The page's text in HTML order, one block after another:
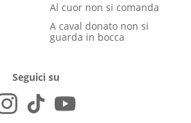
Al cuor non si comanda
A caval donato non si
guarda in bocca
Seguici su